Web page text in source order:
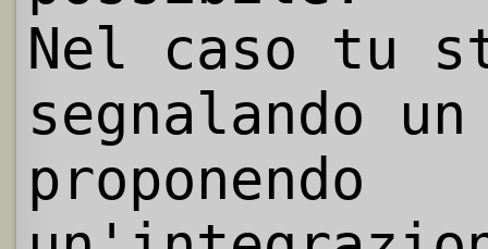
Nel caso tu
segnalando
proponendo